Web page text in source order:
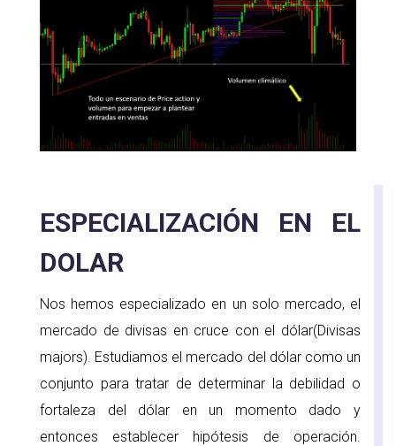
ESPECIALIZACIÓN EN EL
DOLAR
Nos hemos especializado en un solo mercado, el
mercado de divisas en cruce con el dólar(Divisas
majors). Estudiamos el mercado del dólar como un
conjunto para tratar de determinar la debilidad o
fortaleza del dólar en un momento dado y
entonces establecer hipótesis de operación.